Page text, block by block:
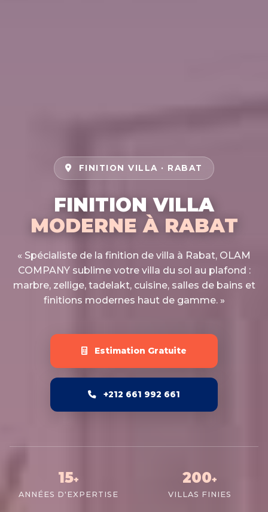
FINITION VILLA · RABAT
FINITION VILLA
MODERNE À RABAT
« Spécialiste de la finition de villa à Rabat, OLAM
COMPANY sublime votre villa du sol au plafond :
marbre, zellige, tadelakt, cuisine, salles de bains et
finitions modernes haut de gamme. »
Estimation Gratuite
+212 661 992 661
15+
ANNÉES D'EXPERTISE
200+
VILLAS FINIES